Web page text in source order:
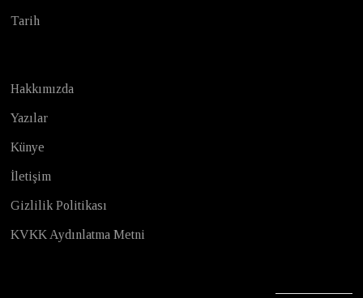
Tarih
Hakkımızda
Yazılar
Künye
İletişim
Gizlilik Politikası
KVKK Aydınlatma Metni